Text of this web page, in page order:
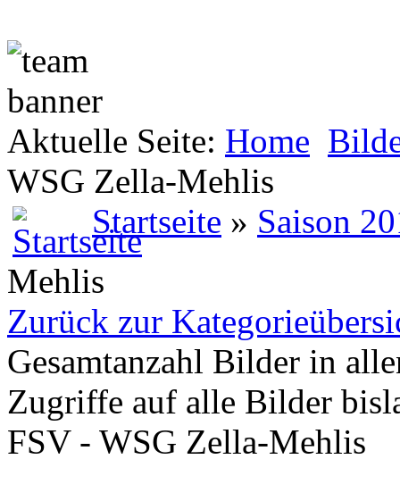
Aktuelle Seite: Home
WSG Zella-Mehlis
Startseite » Saison
Mehlis
Zurück zur
Gesamtanzahl Bilder in
Zugriffe auf alle Bilder
FSV - WSG Zella-Mehlis